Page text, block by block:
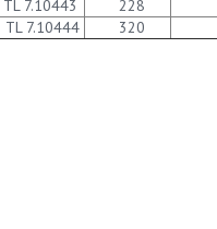
TL 7.10443
228
TL 7.10444
320